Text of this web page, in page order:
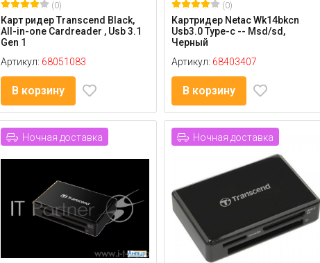
(0)
Карт ридер Transcend Black,
All-in-one Cardreader , Usb 3.1
Gen 1
Артикул: 68051083
В корзину
(0)
Картридер Netac Wk14bkcn
Usb3.0 Type-c -- Msd/sd,
Черный
Артикул: 68403407
В корзину
Ночная доставка Ночная доставка